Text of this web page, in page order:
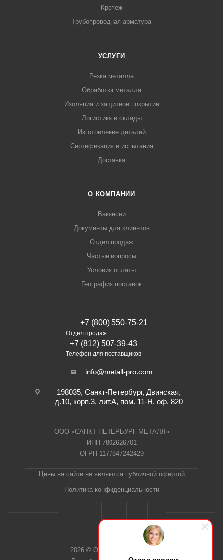
Крепеж
Трубопроводная арматура
УСЛУГИ
Резка металла
Обработка металла
Изоляция и защитное покрытие
Логистика и склады
Изготовление деталей
Сертификация и испытания
Доставка
О КОМПАНИИ
Вакансии
Документы для клиентов
Отдел продаж
Частые вопросы
Условия оплаты
География поставок
+7 (800) 550-75-21
Отдел продаж
+7 (812) 507-39-43
Телефон для поставщиков
info@metall-pro.com
198035, Санкт-Петербург, Двинская,
д.10, корп.3, лит.А, пом. 11-Н, оф. 820
ООО «САНКТ-ПЕТЕРБУРГ МЕТАЛЛ»
ИНН 7802626701
ОГРН 1177847242429
Цены на сайте не являются публичной офертой
Политика конфиденциальности
2026 © ООО "СПб Металл"